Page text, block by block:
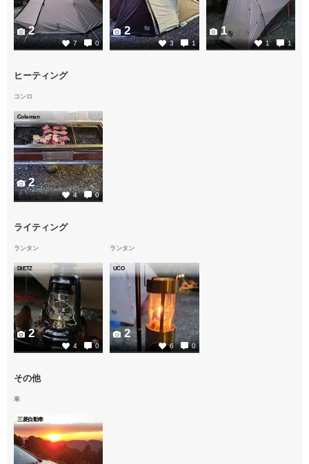
7 0
2
3 1
2
1 1
1
ヒーティング
コンロ
Coleman
4 0
2
ライティング
ランタン
DIETZ
4 0
2
ランタン
UCO
6 0
2
その他
車
三菱自動車